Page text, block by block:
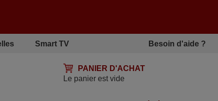
Smart TV Besoin d'aide ?
PANIER D'ACHAT
Le panier est vide